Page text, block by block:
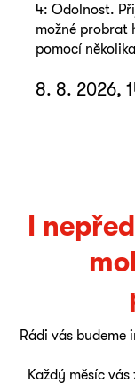
4: Odolnost.
možné probrat
pomocí
8. 8. 2026,
I
Rádi vás budeme
Každý měsíc